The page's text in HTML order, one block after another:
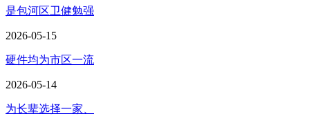
是包河区卫健勉强
2026-05-15
硬件均为市区一流
2026-05-14
为长辈选择一家、